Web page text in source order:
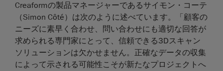
Creaformの製品マネージャーであるサイモン・コーテ
（Simon Côté）は次のように述べています。「顧客の
ニーズに素早く合わせ、問い合わせにも適切な回答が
求められる専門家にとって、信頼できる3Dスキャン
ソリューションは欠かせません。正確なデータの収集
によって示される可能性こそが新たなプロジェクトへ